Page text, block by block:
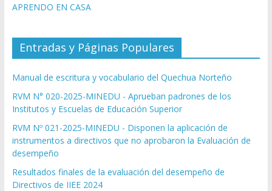
APRENDO EN CASA
Entradas y Páginas Populares
Manual de escritura y vocabulario del Quechua Norteño
RVM N° 020-2025-MINEDU - Aprueban padrones de los
Institutos y Escuelas de Educación Superior
RVM Nº 021-2025-MINEDU - Disponen la aplicación de
instrumentos a directivos que no aprobaron la Evaluación de
desempeño
Resultados finales de la evaluación del desempeño de
Directivos de IIEE 2024